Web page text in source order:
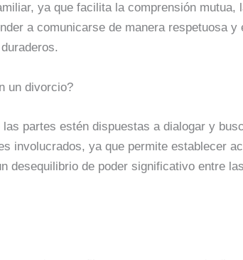
ya que facilita la comprensión mutua,
a comunicarse de manera respetuosa
un divorcio?
partes estén dispuestas a dialogar y
involucrados, ya que permite establecer
desequilibrio de poder significativo entre